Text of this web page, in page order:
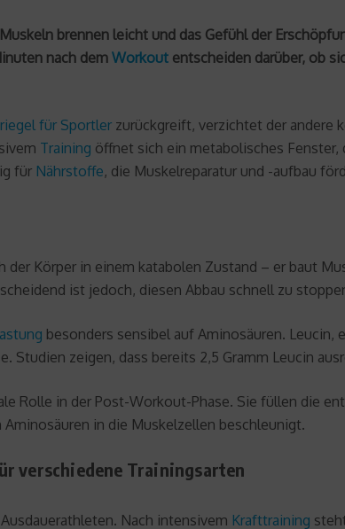
brennen leicht und das Gefühl der
nach dem Workout entscheiden darüber, ob
für Sportler zurückgreift, verzichtet der andere
Training öffnet sich ein metabolisches
für Nährstoffe, die Muskelreparatur und -aufbau
der Körper in einem katabolen Zustand – er baut
ist jedoch, diesen Abbau schnell zu
besonders sensibel auf Aminosäuren.
Studien zeigen, dass bereits 2,5 Gramm Leucin
Rolle in der Post-Workout-Phase. Sie füllen die
in die Muskelzellen beschleunigt.
verschiedene Trainingsarten
Nach intensivem Krafttraining